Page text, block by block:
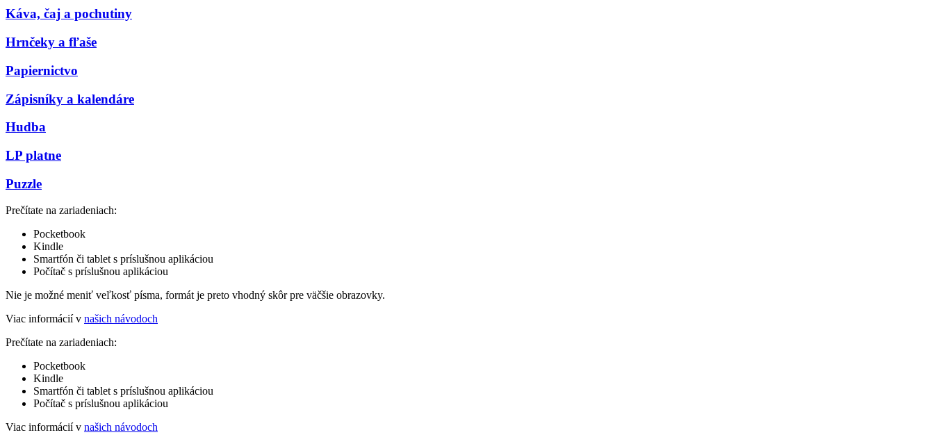
Káva, čaj a pochutiny
Hrnčeky a fľaše
Papiernictvo
Zápisníky a kalendáre
Hudba
LP platne
Puzzle
Prečítate na zariadeniach:
Pocketbook
Kindle
Smartfón či tablet s príslušnou aplikáciou
Počítač s príslušnou aplikáciou
Nie je možné meniť veľkosť písma, formát je preto vhodný skôr pre väčšie obrazovky.
Viac informácií v našich návodoch
Prečítate na zariadeniach:
Pocketbook
Kindle
Smartfón či tablet s príslušnou aplikáciou
Počítač s príslušnou aplikáciou
Viac informácií v našich návodoch